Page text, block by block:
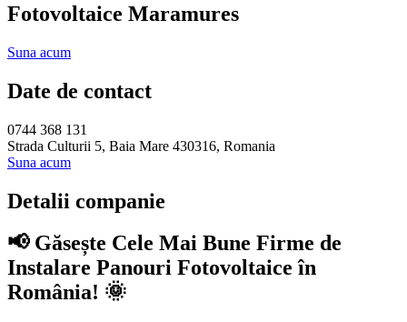
Fotovoltaice Maramures
Suna acum
Date de contact
0744 368 131
Strada Culturii 5, Baia Mare 430316, Romania
Suna acum
Detalii companie
📢 Găsește Cele Mai Bune Firme de
Instalare Panouri Fotovoltaice în
România! 🌞